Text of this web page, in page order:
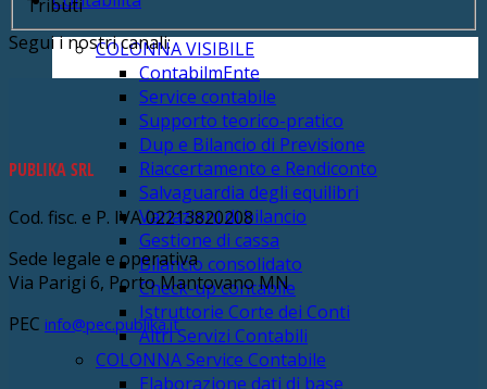
COLONNA VISIBILE
ContabilmEnte
Service contabile
Supporto teorico-pratico
Dup e Bilancio di Previsione
Riaccertamento e Rendiconto
Salvaguardia degli equilibri
Variazioni di bilancio
Gestione di cassa
Bilancio consolidato
Check-up contabile
Istruttorie Corte dei Conti
Altri Servizi Contabili
COLONNA Service Contabile
Elaborazione dati di base
Tributi
Segui i nostri canali:
PUBLIKA SRL
Cod. fisc. e P. IVA 02213820208
Sede legale e operativa
Via Parigi 6, Porto Mantovano MN
PEC info@pec.publika.it